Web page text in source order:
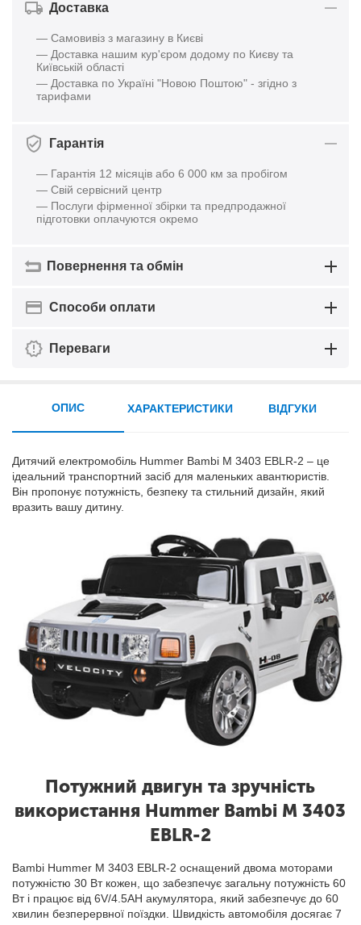
Доставка
— Самовивіз з магазину в Києві
— Доставка нашим кур'єром додому по Києву та
Київській області
— Доставка по Україні "Новою Поштою" - згідно з
тарифами
Гарантія
— Гарантія 12 місяців або 6 000 км за пробігом
— Свій сервісний центр
— Послуги фірменної збірки та предпродажної
підготовки оплачуются окремо
Повернення та обмін
Способи оплати
Переваги
ОПИС
Дитячий електромобіль Hummer Bambi M 3403 EBLR-2 – це
ідеальний транспортний засіб для маленьких авантюристів.
Він пропонує потужність, безпеку та стильний дизайн, який
вразить вашу дитину.
Потужний двигун та зручність
використання Hummer Bambi M 3403
EBLR-2
Bambi Hummer M 3403 EBLR-2 оснащений двома моторами
потужністю 30 Вт кожен, що забезпечує загальну потужність 60
Вт і працює від 6V/4.5AH акумулятора, який забезпечує до 60
хвилин безперервної поїздки. Швидкість автомобіля досягає 7
ХАРАКТЕРИСТИКИ ВІДГУКИ